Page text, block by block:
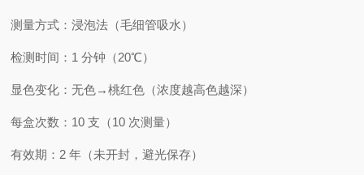
测量方式 ：浸泡法 （毛细管吸水）
检测时间 ： 1 分钟 （20℃）
显色变化 ：无色→桃红色（浓度越高色越深）
每盒次数 ：10 支（10 次测量）
有效期 ： 2 年 （未开封，避光保存）